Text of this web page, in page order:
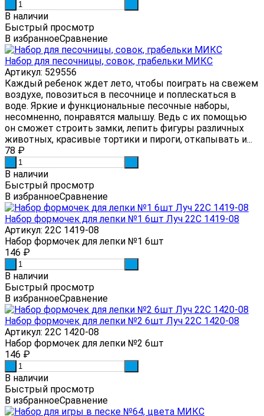
В наличии
Быстрый просмотр
В избранноеСравнение
Набор для песочницы, совок, грабельки МИКС
Артикул: 529556
Каждый ребенок ждет лето, чтобы поиграть на свежем
воздухе, повозиться в песочнице и поплескаться в
воде. Яркие и функциональные песочные наборы,
несомненно, понравятся малышу. Ведь с их помощью
он сможет строить замки, лепить фигуры различных
животных, красивые тортики и пироги, откапывать и...
78 ₽
В наличии
Быстрый просмотр
В избранноеСравнение
Набор формочек для лепки №1 6шт Луч 22С 1419-08
Артикул: 22С 1419-08
Набор формочек для лепки №1 6шт
146 ₽
В наличии
Быстрый просмотр
В избранноеСравнение
Набор формочек для лепки №2 6шт Луч 22С 1420-08
Артикул: 22С 1420-08
Набор формочек для лепки №2 6шт
146 ₽
В наличии
Быстрый просмотр
В избранноеСравнение